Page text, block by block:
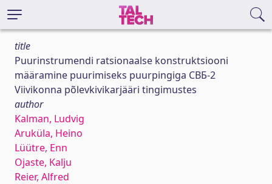
title
Puurinstrumendi ratsionaalse konstruktsiooni
määramine puurimiseks puurpingiga СВБ-2
Viivikonna põlevkivikarjääri tingimustes
author
Kalman, Ludvig
Aruküla, Heino
Lüütre, Enn
Ojaste, Kalju
Reier, Alfred